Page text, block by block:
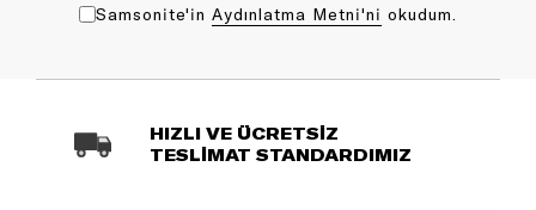
Samsonite'in Aydınlatma Metni'ni okudum.
HIZLI VE ÜCRETSİZ
TESLİMAT STANDARDIMIZ